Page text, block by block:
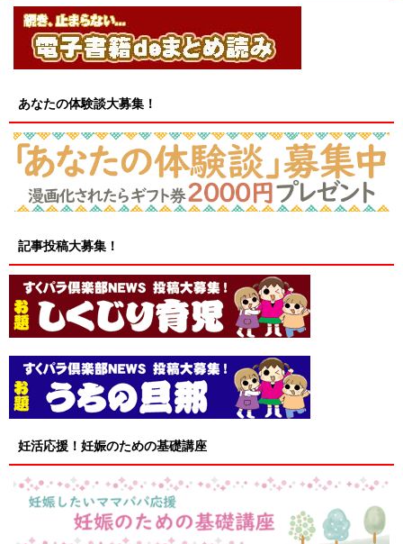
あなたの体験談大募集！
記事投稿大募集！
妊活応援！妊娠のための基礎講座